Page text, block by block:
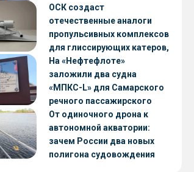
ОСК создаст
отечественные аналоги
пропульсивных комплексов
для глиссирующих катеров,
скоростных судов и судов с
малой осадкой
На «Нефтефлоте»
заложили два судна
«МПКС-L» для Самарского
речного пассажирского
предприятия
От одиночного дрона к
автономной акватории:
зачем России два новых
полигона судовождения